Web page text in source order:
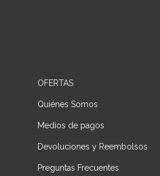
OFERTAS
Quiénes Somos
Medios de pagos
Devoluciones y Reembolsos
Preguntas Frecuentes